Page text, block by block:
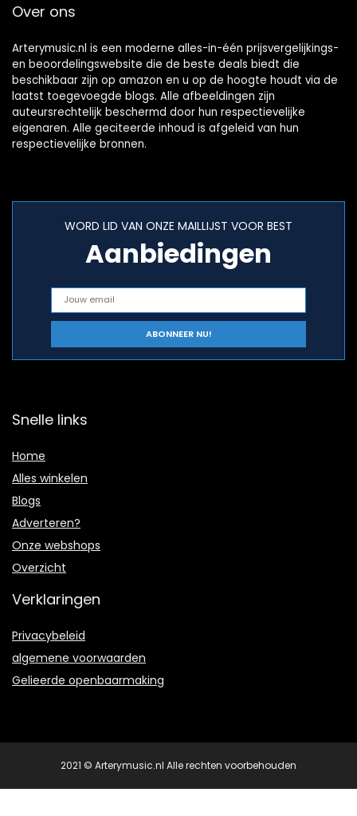
Over ons
Arterymusic.nl is een moderne alles-in-één prijsvergelijkings-
en beoordelingswebsite die de beste deals biedt die
beschikbaar zijn op amazon en u op de hoogte houdt via de
laatst toegevoegde blogs. Alle afbeeldingen zijn
auteursrechtelijk beschermd door hun respectievelijke
eigenaren. Alle geciteerde inhoud is afgeleid van hun
respectievelijke bronnen.
WORD LID VAN ONZE MAILLIJST VOOR BEST
Aanbiedingen
Snelle links
Home
Alles winkelen
Blogs
Adverteren?
Onze webshops
Overzicht
Verklaringen
Privacybeleid
algemene voorwaarden
Gelieerde openbaarmaking
2021 © Arterymusic.nl Alle rechten voorbehouden